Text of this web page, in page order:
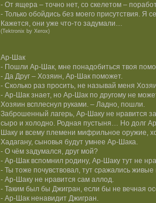
- От ящера – точно нет, со скелетом –
- Только обойдись без моего присутствия. Я
Кажется, они уже что-то задумали…
(Tektronix by Xerox)
Ар-Шак
- Пошли Ар-Шак, мне понадобиться твоя
- Да Друг – Хозяин, Ар-Шак поможет.
- Сколько раз просить, не называй меня
- Ар-Шак знает, но Ар-Шак по другому не
Хозяин всплеснул руками. – Ладно, пошли.
Заброшенный лагерь, Ар-Шаку не нравится
сыро и холодно. Родная пустыня… Но долг
Шаку и всему племени мифрильное оружие,
Хадагану, сыновья будут умнее Ар-Шака.
- О чём задумался, друг мой?
- Ар-Шак вспомнил родину, Ар-Шаку тут не
- Ты тоже почувствовал, тут сражались
- Ар-Шаку не нравится сам аллод.
- Таким был бы Джигран, если бы не вечная
- Ар-Шак ненавидит Джигран.